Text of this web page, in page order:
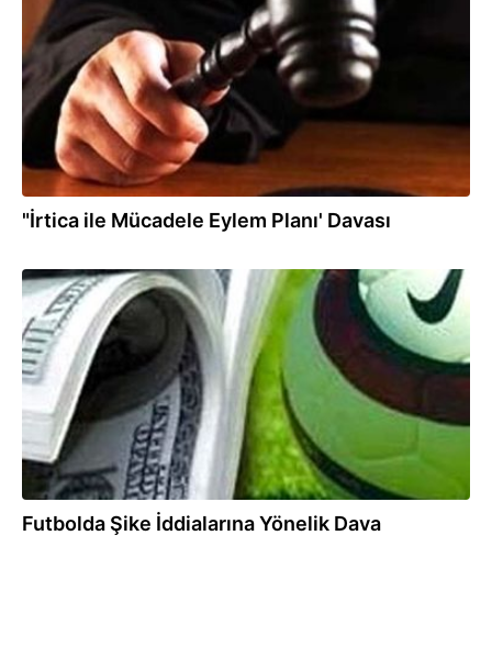
"İrtica ile Mücadele Eylem Planı' Davası
23.03.2012
Futbolda Şike İddialarına Yönelik Dava